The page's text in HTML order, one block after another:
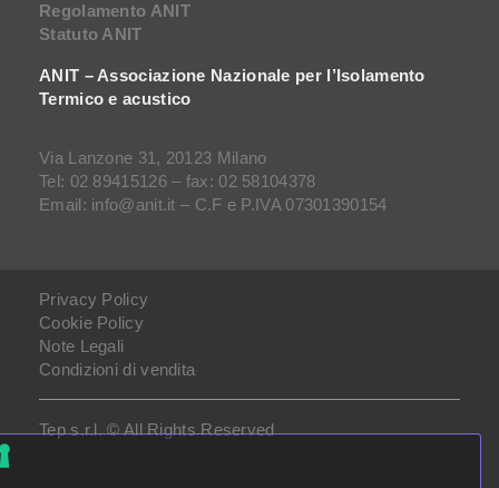
Regolamento ANIT
Statuto ANIT
ANIT – Associazione Nazionale per l’Isolamento
Termico e acustico
Via Lanzone 31, 20123 Milano
Tel: 02 89415126 – fax: 02 58104378
Email: info@anit.it – C.F e P.IVA 07301390154
Tep s.r.l. © All Rights Reserved
Privacy Policy
Cookie Policy
Note Legali
Condizioni di vendita